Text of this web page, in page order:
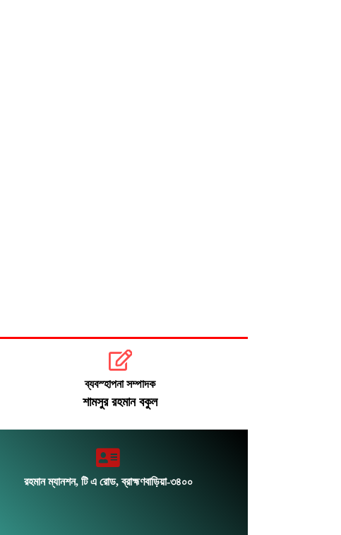
ব্যবস্হাপনা সম্পাদক
শামসুর রহমান বকুল
রহমান ম্যানশন, টি এ রোড, ব্রাহ্মণবাড়িয়া-৩৪০০